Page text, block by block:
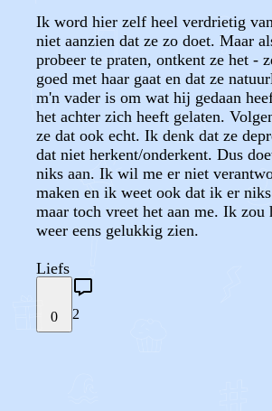
Ik word hier zelf heel verdrietig
niet aanzien dat ze zo doet. Maar
probeer te praten, ontkent ze het -
goed met haar gaat en dat ze
m'n vader is om wat hij gedaan
het achter zich heeft gelaten.
ze dat ook echt. Ik denk dat ze
dat niet herkent/onderkent. Dus
niks aan. Ik wil me er niet
maken en ik weet ook dat ik er
maar toch vreet het aan me. Ik zou
weer eens gelukkig zien.
Liefs
0 2